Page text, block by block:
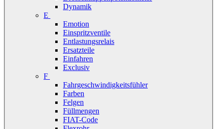
Dynamik
E
Emotion
Einspritzventile
Entlastungsrelais
Ersatzteile
Einfahren
Exclusiv
F
Fahrgeschwindigkeitsfühler
Farben
Felgen
Füllmengen
FIAT-Code